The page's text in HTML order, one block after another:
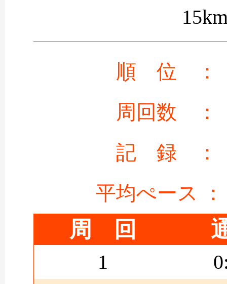
順 位 ：
周回数 ：
記 録 ：
平均ぺース ：
周 回
1